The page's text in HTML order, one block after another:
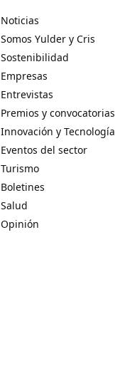
Noticias
Somos Yulder y Cris
Sostenibilidad
Empresas
Entrevistas
Premios y convocatorias
Innovación y Tecnología
Eventos del sector
Turismo
Boletines
Salud
Opinión